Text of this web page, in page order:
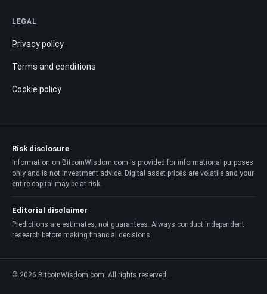
LEGAL
Privacy policy
Terms and conditions
Cookie policy
Risk disclosure
Information on BitcoinWisdom.com is provided for informational purposes
only and is not investment advice. Digital asset prices are volatile and your
entire capital may be at risk.
Editorial disclaimer
Predictions are estimates, not guarantees. Always conduct independent
research before making financial decisions.
© 2026 BitcoinWisdom.com. All rights reserved.